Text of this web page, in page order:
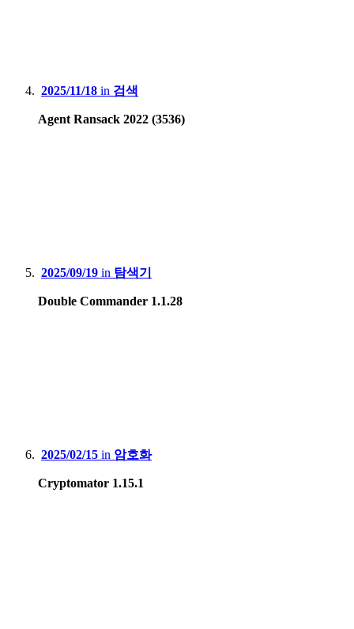
2025/11/18 in 검색
Agent Ransack 2022 (3536)
2025/09/19 in 탐색기
Double Commander 1.1.28
2025/02/15 in 암호화
Cryptomator 1.15.1